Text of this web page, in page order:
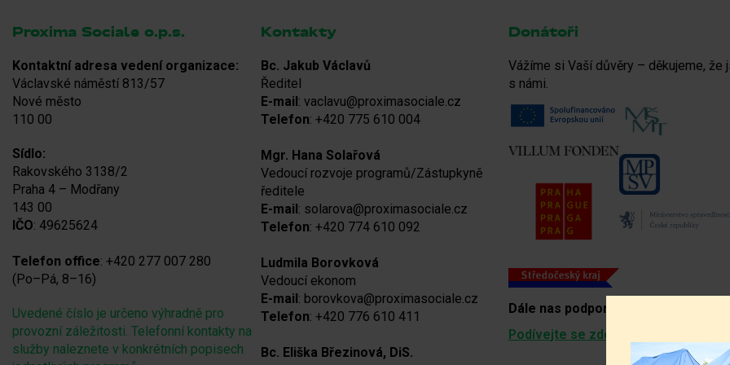
Proxima Sociale o.p.s.
Kontaktní adresa vedení organizace:
Václavské náměstí 813/57
Nové město
110 00
Sídlo:
Rakovského 3138/2
Praha 4 – Modřany
143 00
IČO: 49625624
Telefon office: +420 277 007 280
(Po–Pá, 8–16)
Uvedené číslo je určeno výhradně pro
provozní záležitosti. Telefonní kontakty na
služby naleznete v konkrétních popisech
Kontakty
Bc. Jakub Václavů
Ředitel
E-mail: vaclavu@proximasociale.cz
Telefon: +420 775 610 004
Mgr. Hana Solařová
Vedoucí rozvoje programů/Zástupkyně
ředitele
E-mail: solarova@proximasociale.cz
Telefon: +420 774 610 092
Ludmila Borovková
Vedoucí ekonom
E-mail: borovkova@proximasociale.cz
Telefon: +420 776 610 411
Bc. Eliška Březinová, DiS.
Donátoři
Vážíme si Vaší důvěry – děkujeme, že
s námi.
Dále nas podporují
Podívejte se zde